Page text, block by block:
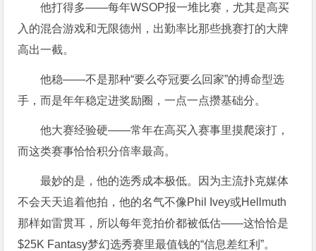
他打得多——每年WSOP报一堆比赛，尤其是高买
入的混合游戏和无限德州，出勤率比那些挑赛打的大牌
高出一截。
他稳——不是那种“要么夺冠要么回家”的搏命型选
手，而是年年稳定进奖励圈，一点一点攒基础分。
他大赛经验硬——常年在高买入赛事里摸爬滚打，
而这类赛事恰恰积分倍率最高。
最妙的是，他的选秀成本极低。因为主流扑克媒体
不会天天追着他拍，他的名气不像Phil Ivey或Hellmuth
那样如雷贯耳，所以每年竞拍价都被低估——这恰恰是
$25K Fantasy梦幻选秀赛里最值钱的“信息差红利”。